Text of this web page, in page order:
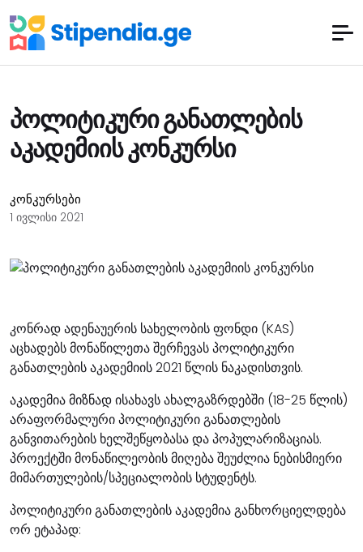
პოლიტიკური განათლების
აკადემიის კონკურსი
კონკურსები
1 ივლისი 2021
კონრად ადენაუერის სახელობის ფონდი (KAS)
აცხადებს მონაწილეთა შერჩევას პოლიტიკური
განათლების აკადემიის 2021 წლის ნაკადისთვის.
აკადემია მიზნად ისახავს ახალგაზრდებში (18-25 წლის)
არაფორმალური პოლიტიკური განათლების
განვითარების ხელშეწყობასა და პოპულარიზაციას.
პროექტში მონაწილეობის მიღება შეუძლია ნებისმიერი
მიმართულების/სპეციალობის სტუდენტს.
პოლიტიკური განათლების აკადემია განხორციელდება
ორ ეტაპად: